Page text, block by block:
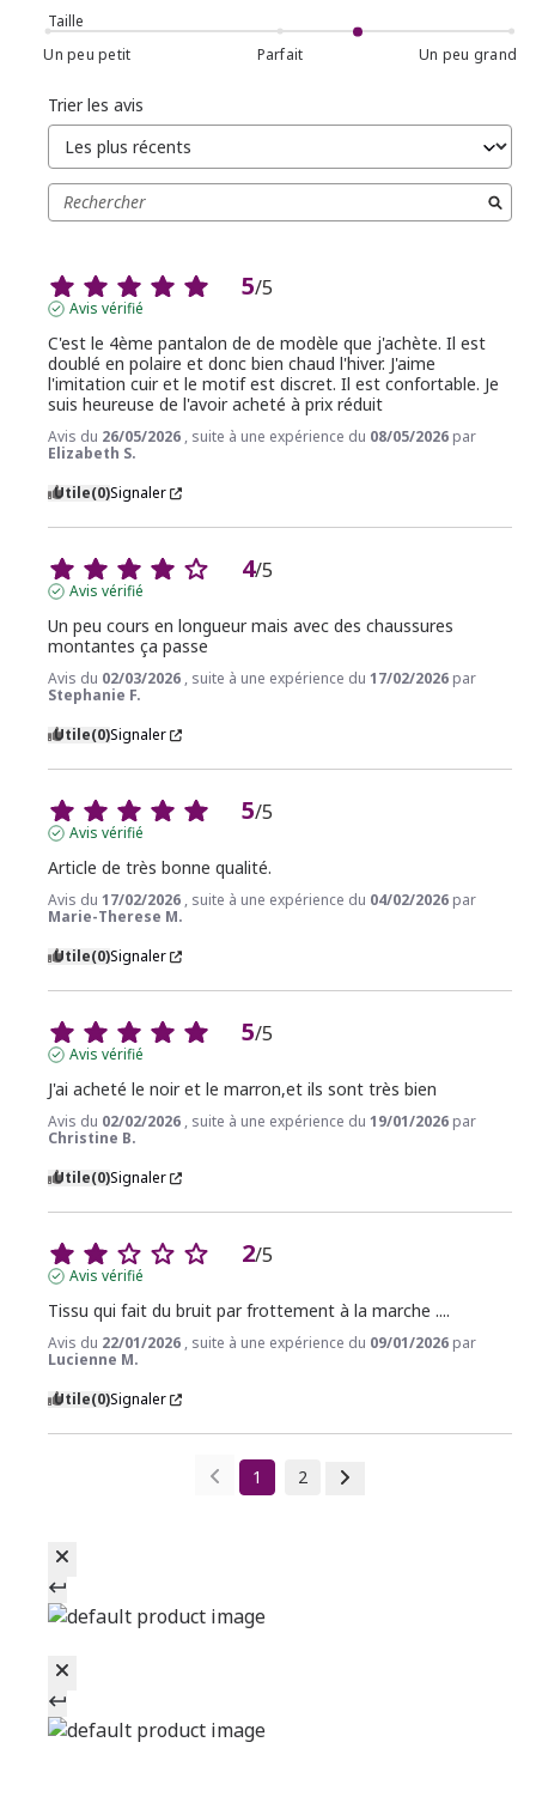
Taille
Un peu petit
Parfait Un peu grand
Trier les avis
5/5
Avis vérifié
C'est le 4ème pantalon de de modèle que j'achète. Il est
doublé en polaire et donc bien chaud l'hiver. J'aime
l'imitation cuir et le motif est discret. Il est confortable. Je
suis heureuse de l'avoir acheté à prix réduit
Avis du 26/05/2026 , suite à une expérience du 08/05/2026 par
Elizabeth S.
Utile(0)Signaler
4/5
Avis vérifié
Un peu cours en longueur mais avec des chaussures
montantes ça passe
Avis du 02/03/2026 , suite à une expérience du 17/02/2026 par
Stephanie F.
Utile(0)Signaler
5/5
Avis vérifié
Article de très bonne qualité.
Avis du 17/02/2026 , suite à une expérience du 04/02/2026 par
Marie-Therese M.
Utile(0)Signaler
5/5
Avis vérifié
J'ai acheté le noir et le marron,et ils sont très bien
Avis du 02/02/2026 , suite à une expérience du 19/01/2026 par
Christine B.
Utile(0)Signaler
2/5
Avis vérifié
Tissu qui fait du bruit par frottement à la marche ....
Avis du 22/01/2026 , suite à une expérience du 09/01/2026 par
Lucienne M.
Utile(0)Signaler
1 2